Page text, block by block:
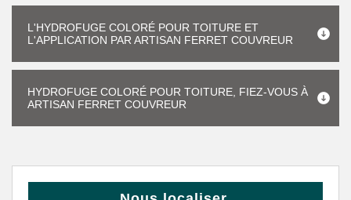
L'HYDROFUGE COLORÉ POUR TOITURE ET
L'APPLICATION PAR ARTISAN FERRET COUVREUR
HYDROFUGE COLORÉ POUR TOITURE, FIEZ-VOUS À
ARTISAN FERRET COUVREUR